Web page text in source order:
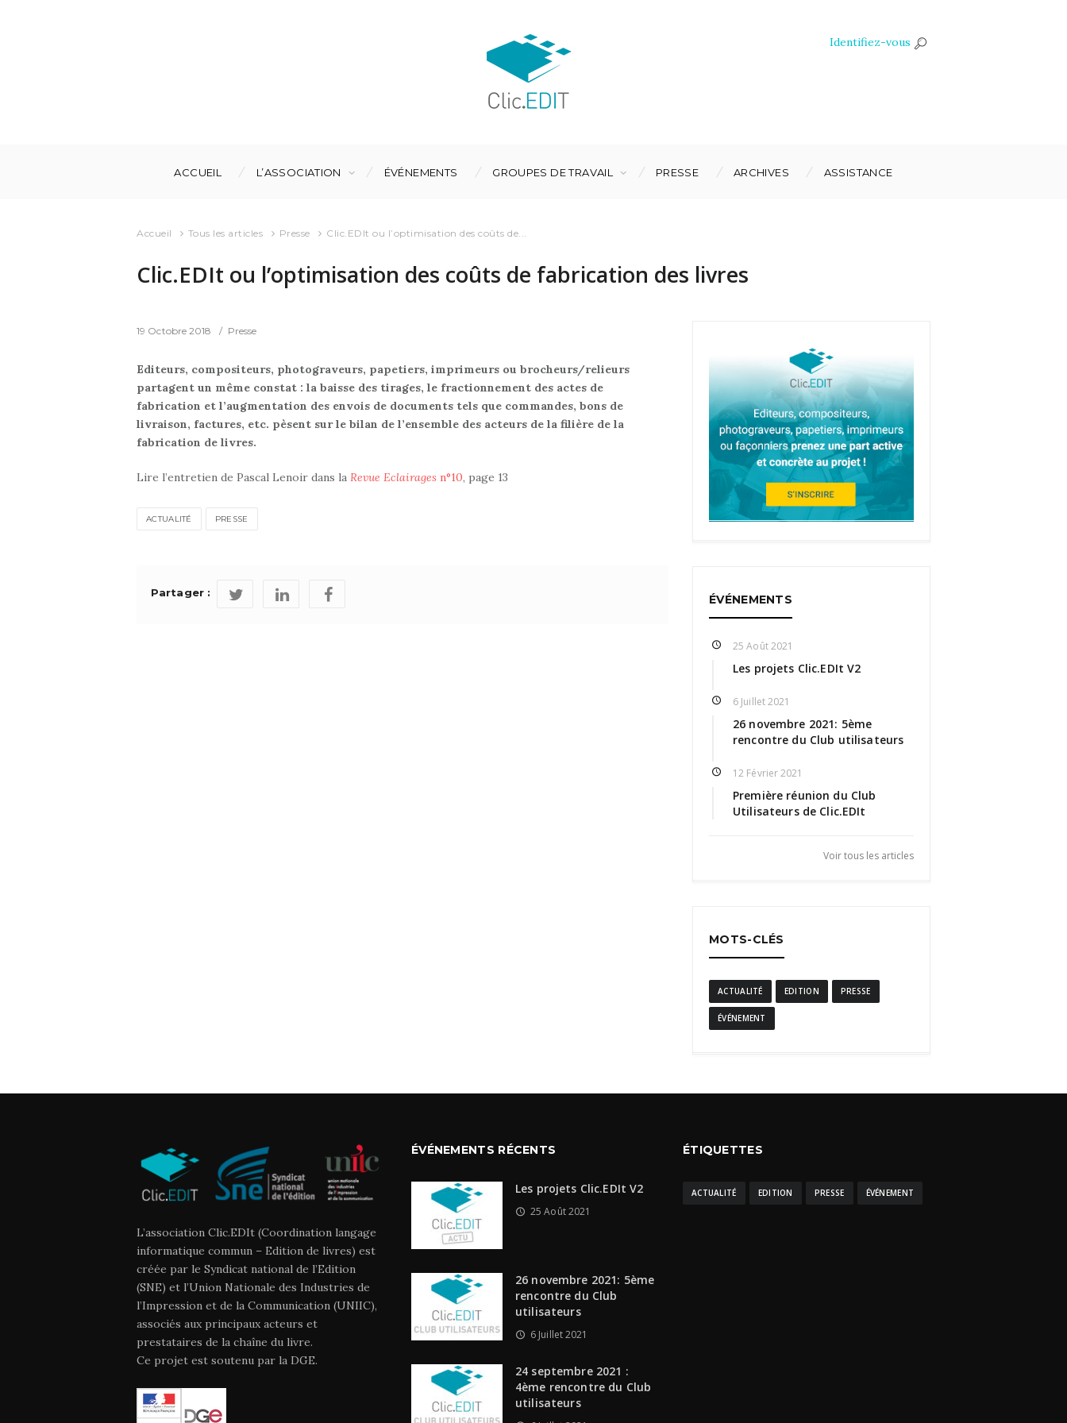
Identifiez-vous
ACCUEIL L’ASSOCIATION ÉVÉNEMENTS GROUPES DE TRAVAIL PRESSE ARCHIVES ASSISTANCE
Accueil Tous les articles Presse Clic.EDIt ou l’optimisation des coûts de...
Clic.EDIt ou l’optimisation des coûts de fabrication des livres
19 Octobre 2018 Presse
Editeurs, compositeurs, photograveurs, papetiers, imprimeurs ou brocheurs/relieurs
partagent un même constat : la baisse des tirages, le fractionnement des actes de
fabrication et l’augmentation des envois de documents tels que commandes, bons de
livraison, factures, etc. pèsent sur le bilan de l’ensemble des acteurs de la filière de la
fabrication de livres.
Lire l’entretien de Pascal Lenoir dans la Revue Eclairages n°10, page 13
ACTUALITÉ PRESSE
Partager : ÉVÉNEMENTS
25 Août 2021
Les projets Clic.EDIt V2
6 Juillet 2021
26 novembre 2021: 5ème
rencontre du Club utilisateurs
12 Février 2021
Première réunion du Club
Utilisateurs de Clic.EDIt
Voir tous les articles
MOTS-CLÉS
ACTUALITÉ EDITION PRESSE
ÉVÉNEMENT
L’association Clic.EDIt (Coordination langage
informatique commun – Edition de livres) est
créée par le Syndicat national de l’Edition
(SNE) et l’Union Nationale des Industries de
l’Impression et de la Communication (UNIIC),
associés aux principaux acteurs et
prestataires de la chaîne du livre.
Ce projet est soutenu par la DGE.
ÉVÉNEMENTS RÉCENTS
Les projets Clic.EDIt V2
25 Août 2021
26 novembre 2021: 5ème
rencontre du Club
utilisateurs
6 Juillet 2021
24 septembre 2021 :
4ème rencontre du Club
utilisateurs
ÉTIQUETTES
ACTUALITÉ EDITION PRESSE ÉVÉNEMENT